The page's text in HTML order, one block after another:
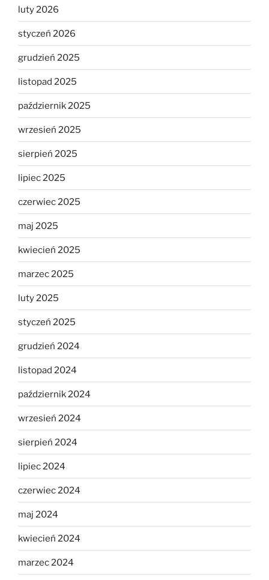
luty 2026
styczeń 2026
grudzień 2025
listopad 2025
październik 2025
wrzesień 2025
sierpień 2025
lipiec 2025
czerwiec 2025
maj 2025
kwiecień 2025
marzec 2025
luty 2025
styczeń 2025
grudzień 2024
listopad 2024
październik 2024
wrzesień 2024
sierpień 2024
lipiec 2024
czerwiec 2024
maj 2024
kwiecień 2024
marzec 2024